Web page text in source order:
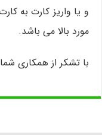
مورد بالا می باشد.
با تشکر از همکاری شما